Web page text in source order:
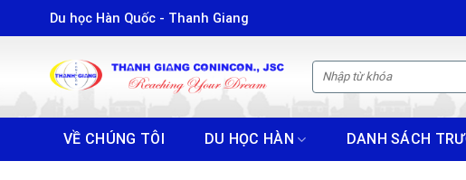
to
Du học Hàn Quốc - Thanh Giang
VỀ CHÚNG TÔI DU HỌC HÀN DANH SÁCH